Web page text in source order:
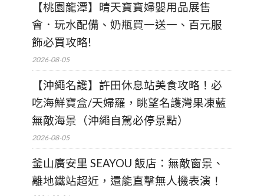
【桃園龍潭】晴天寶寶婦嬰用品展售
會．玩水配備、奶瓶買一送一、百元服
飾必買攻略!
2026-08-05
【沖繩名護】許田休息站美食攻略！必
吃海鮮寶盒/天婦羅，眺望名護灣果凍藍
無敵海景（沖繩自駕必停景點）
2026-08-05
釜山廣安里 SEAYOU 飯店：無敵窗景、
離地鐵站超近，還能直擊無人機表演！